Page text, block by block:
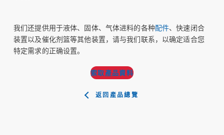
我们还提供用于液体、固体、气体进料的各种配件、快速闭合
装置以及催化剂篮等其他装置，请与我们联系，以确定适合您
特定需求的正确设置。
返回產品總覽
索取產品資料